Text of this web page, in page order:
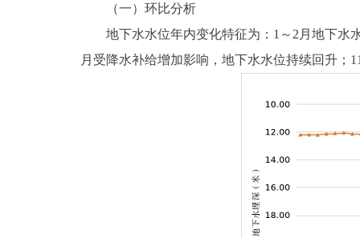
（一）环比分析
地下水水位年内变化特征为：1～2月地下水水
月受降水补给增加影响，地下水水位持续回升；